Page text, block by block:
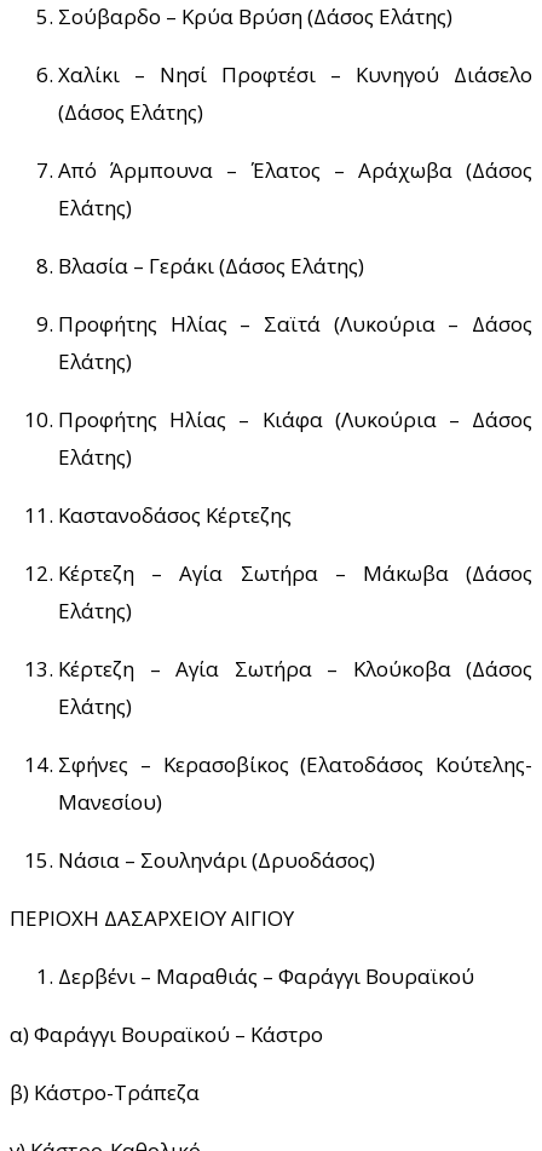
Σούβαρδο – Κρύα Βρύση (Δάσος Ελάτης)
Χαλίκι – Νησί Προφτέσι – Κυνηγού Διάσελο
(Δάσος Ελάτης)
Από Άρμπουνα – Έλατος – Αράχωβα (Δάσος
Ελάτης)
Βλασία – Γεράκι (Δάσος Ελάτης)
Προφήτης Ηλίας – Σαϊτά (Λυκούρια – Δάσος
Ελάτης)
Προφήτης Ηλίας – Κιάφα (Λυκούρια – Δάσος
Ελάτης)
Καστανοδάσος Κέρτεζης
Κέρτεζη – Αγία Σωτήρα – Μάκωβα (Δάσος
Ελάτης)
Κέρτεζη – Αγία Σωτήρα – Κλούκοβα (Δάσος
Ελάτης)
Σφήνες – Κερασοβίκος (Ελατοδάσος Κούτελης-
Μανεσίου)
Νάσια – Σουληνάρι (Δρυοδάσος)
ΠΕΡΙΟΧΗ ΔΑΣΑΡΧΕΙΟΥ ΑΙΓΙΟΥ
Δερβένι – Μαραθιάς – Φαράγγι Βουραϊκού
α) Φαράγγι Βουραϊκού – Κάστρο
β) Κάστρο-Τράπεζα